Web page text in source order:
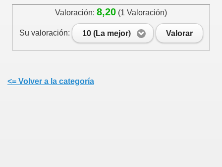
Valoración: 8,20 (1 Valoración)
Su valoración: 10 (La mejor) Valorar
<= Volver a la categoría